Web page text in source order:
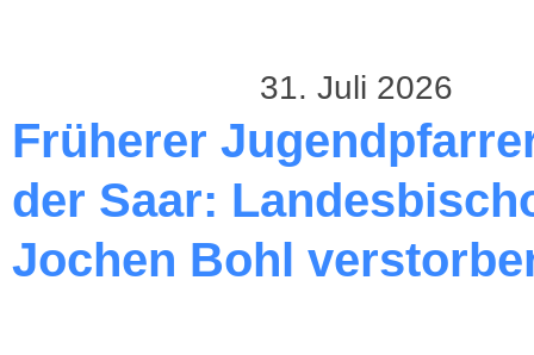
31. Juli 2026
Früherer
der Saar:
Jochen Bohl